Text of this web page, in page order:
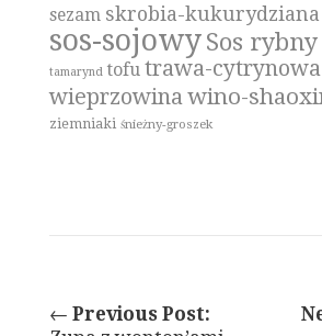
sezam skrobia-kukurydziana
sos-sojowy Sos rybny
tamarynd tofu trawa-cytrynowa
wieprzowinawino-
ziemniaki śnieżny-groszek
← Previous Post: